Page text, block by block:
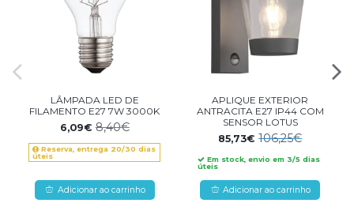
LÂMPADA LED DE
FILAMENTO E27 7W 3000K
6,09€8,40€
Reserva, entrega 20/30 dias
úteis
Adicionar ao carrinho
APLIQUE EXTERIOR
ANTRACITA E27 IP44 COM
SENSOR LOTUS
85,73€106,25€
Em stock, envio em 3/5 dias
úteis
Adicionar ao carrinho